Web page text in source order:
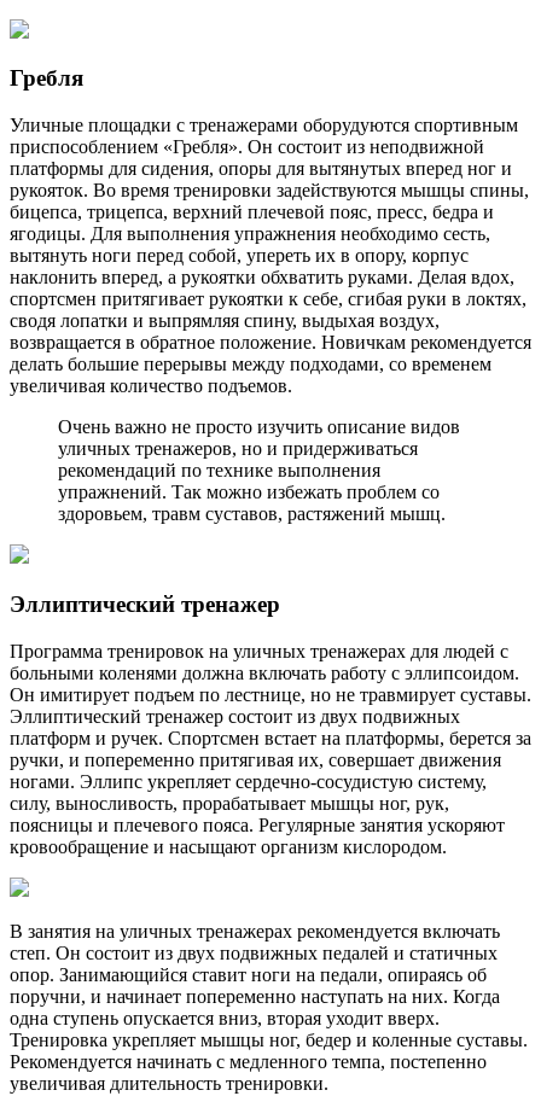
Гребля
Уличные площадки с тренажерами оборудуются спортивным
приспособлением «Гребля». Он состоит из неподвижной
платформы для сидения, опоры для вытянутых вперед ног и
рукояток. Во время тренировки задействуются мышцы спины,
бицепса, трицепса, верхний плечевой пояс, пресс, бедра и
ягодицы. Для выполнения упражнения необходимо сесть,
вытянуть ноги перед собой, упереть их в опору, корпус
наклонить вперед, а рукоятки обхватить руками. Делая вдох,
спортсмен притягивает рукоятки к себе, сгибая руки в локтях,
сводя лопатки и выпрямляя спину, выдыхая воздух,
возвращается в обратное положение. Новичкам рекомендуется
делать большие перерывы между подходами, со временем
увеличивая количество подъемов.
Очень важно не просто изучить описание видов
уличных тренажеров, но и придерживаться
рекомендаций по технике выполнения
упражнений. Так можно избежать проблем со
здоровьем, травм суставов, растяжений мышц.
Эллиптический тренажер
Программа тренировок на уличных тренажерах для людей с
больными коленями должна включать работу с эллипсоидом.
Он имитирует подъем по лестнице, но не травмирует суставы.
Эллиптический тренажер состоит из двух подвижных
платформ и ручек. Спортсмен встает на платформы, берется за
ручки, и попеременно притягивая их, совершает движения
ногами. Эллипс укрепляет сердечно-сосудистую систему,
силу, выносливость, прорабатывает мышцы ног, рук,
поясницы и плечевого пояса. Регулярные занятия ускоряют
кровообращение и насыщают организм кислородом.
В занятия на уличных тренажерах рекомендуется включать
степ. Он состоит из двух подвижных педалей и статичных
опор. Занимающийся ставит ноги на педали, опираясь об
поручни, и начинает попеременно наступать на них. Когда
одна ступень опускается вниз, вторая уходит вверх.
Тренировка укрепляет мышцы ног, бедер и коленные суставы.
Рекомендуется начинать с медленного темпа, постепенно
увеличивая длительность тренировки.